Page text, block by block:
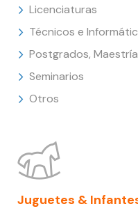
Licenciaturas
Técnicos e
Postgrados,
Seminarios
Otros
Juguetes &